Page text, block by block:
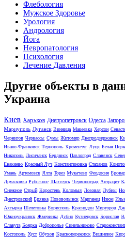
Флебология
Мужское Здоровье
Урология
Андрология
Йога
Невропатология
Психология
Лечение Давления
Другие объекты в
Украина
Киев Харьков Днепропетровск Одесса
Мариуполь Луганск Винница Макеевка Херсон
Чернигов Черкассы Сумы Житомир Днепродзержинск
Ивано-Франковск Тернополь Кременчуг Луцк Белая
Никополь Лисичанск Бердянск Павлоград Славянск
Енакиево Красный Луч Константиновка Стаханов
Умань Артемовск Ялта Торез Мукачево Феодосия
Дружковка Рубежное Шахтерск Червоноград Антрацит
Снежное Стрый Коростень Коломыя Лозовая Лубны
Днестровский Брянка Нововолынск Марганец Изюм
Ахтырка Шепетовка Борисполь Краснодон Миргород
Южноукраинск Жмеринка Дубно Кузнецовск Борислав
Славута Боярка Доброполье Синельниково
Костополь Хуст Обухов Красноперекопск Вишневое